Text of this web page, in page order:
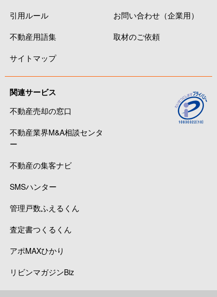
引用ルール
不動産用語集
サイトマップ
お問い合わせ（企業用）
取材のご依頼
関連サービス
不動産売却の窓口
不動産業界M&A相談センタ
ー
不動産の集客ナビ
SMSハンター
管理戸数ふえるくん
査定書つくるくん
アポMAXひかり
リビンマガジンBiz